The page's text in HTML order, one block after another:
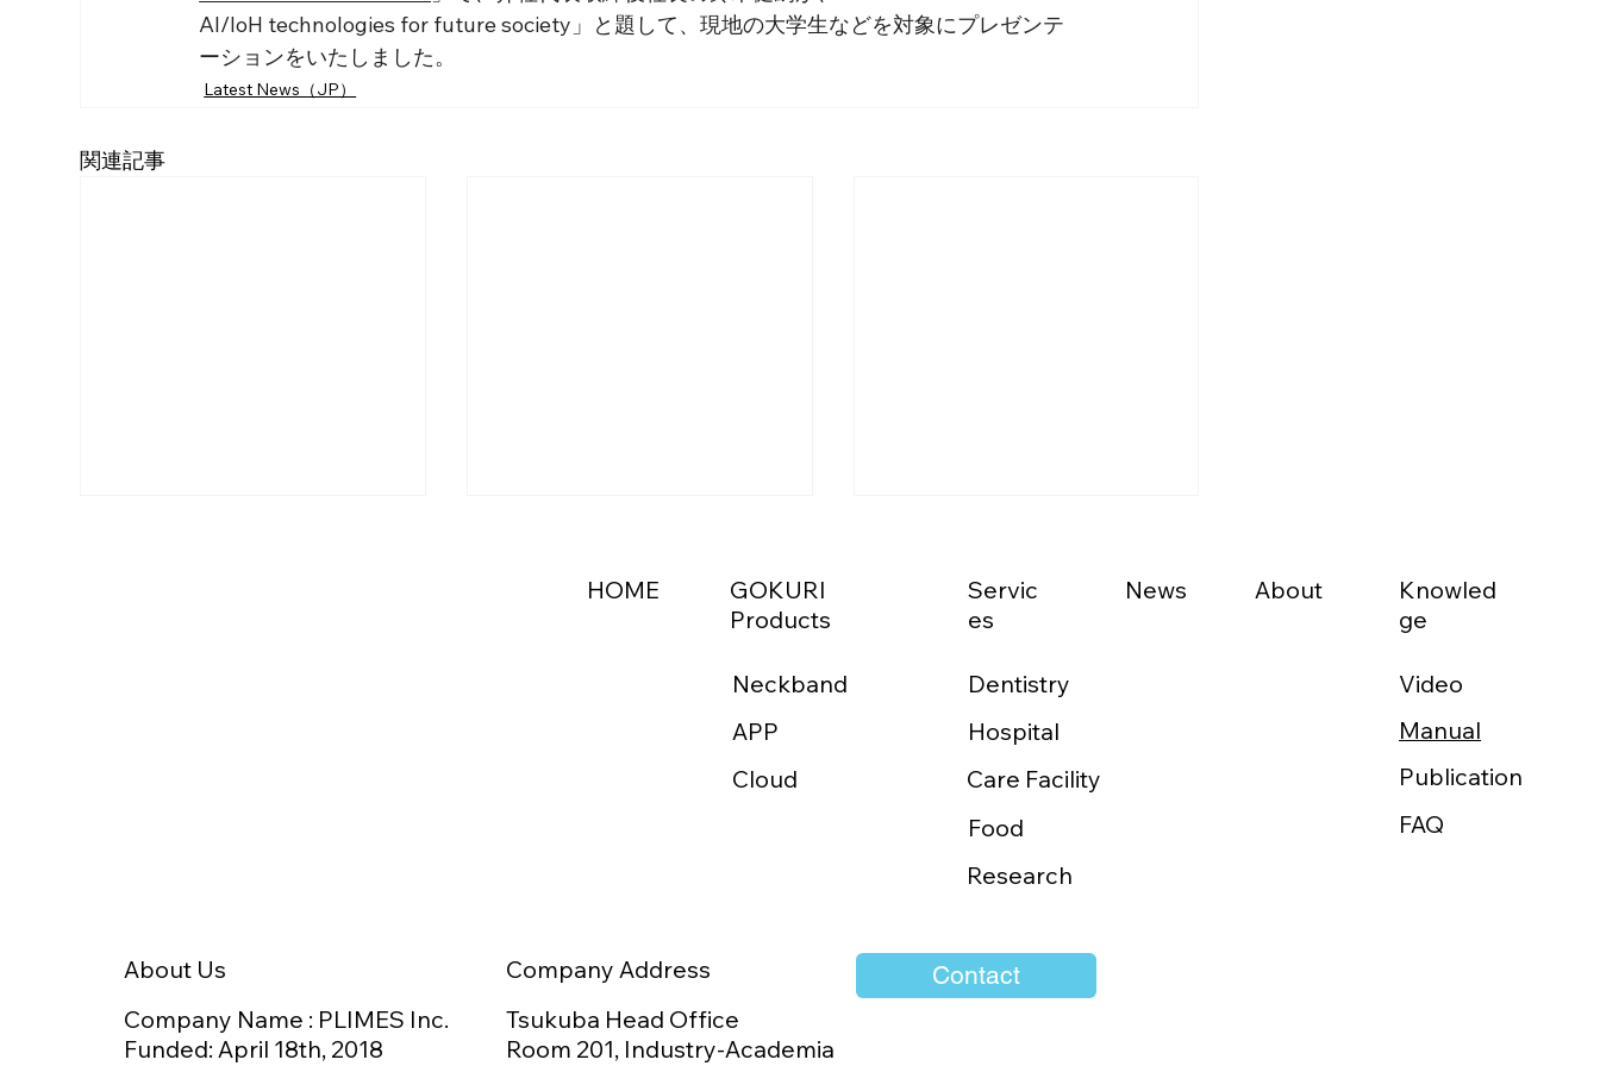
AI/IoH technologies for future society」と題して、現地の大学生などを対象にプレゼンテ
ーションをいたしました。
Latest News（JP）
関連記事
台湾Habitz Medtech Co.,
結 「GOKURI」の台湾販売
「つながり」で地域医療をか
HOME
GOKURI
Products
APP
Neckband
Cloud
Servic
es
Dentistry
Hospital
Care Facility
Food
Research
News About
Knowled
ge
Video
Manual
Publication
FAQ
About Us
Company Name : PLIMES Inc.
Funded: April 18th, 2018
Company Address
Tsukuba Head Office
Room 201, Industry-Academia
Contact